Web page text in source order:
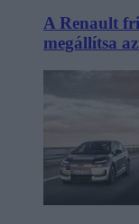
A Renault
megállítsa